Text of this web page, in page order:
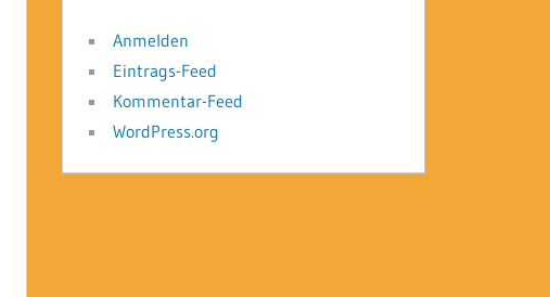
Anmelden
Eintrags-Feed
Kommentar-Feed
WordPress.org